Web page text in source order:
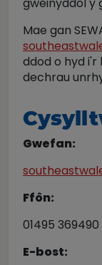
Mae gan
ddod o hyd
dechrau
Gwefan:
Ffôn:
01495 369490
E-bost: